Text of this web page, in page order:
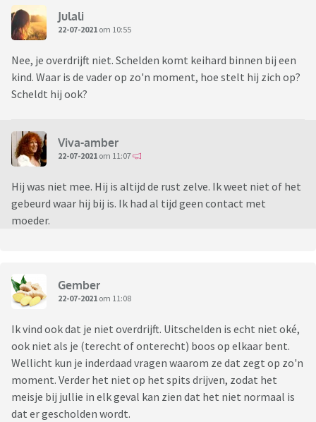
Julali
22-07-2021 om 10:55
Nee, je overdrijft niet. Schelden komt keihard binnen bij een
kind. Waar is de vader op zo'n moment, hoe stelt hij zich op?
Scheldt hij ook?
Viva-amber
22-07-2021 om 11:07
Hij was niet mee. Hij is altijd de rust zelve. Ik weet niet of het
gebeurd waar hij bij is. Ik had al tijd geen contact met
moeder.
Gember
22-07-2021 om 11:08
Ik vind ook dat je niet overdrijft. Uitschelden is echt niet oké,
ook niet als je (terecht of onterecht) boos op elkaar bent.
Wellicht kun je inderdaad vragen waarom ze dat zegt op zo'n
moment. Verder het niet op het spits drijven, zodat het
meisje bij jullie in elk geval kan zien dat het niet normaal is
dat er gescholden wordt.